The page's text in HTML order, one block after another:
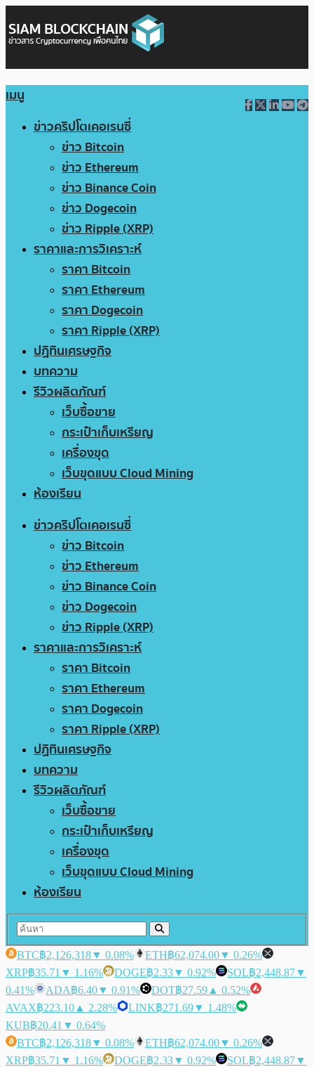
เมนู
ข่าวคริปโตเคอเรนซี่
ข่าว Bitcoin
ข่าว Ethereum
ข่าว Binance Coin
ข่าว Dogecoin
ข่าว Ripple (XRP)
ราคาและการวิเคราะห์
ราคา Bitcoin
ราคา Ethereum
ราคา Dogecoin
ราคา Ripple (XRP)
ปฏิทินเศรษฐกิจ
บทความ
รีวิวผลิตภัณฑ์
เว็บซื้อขาย
กระเป๋าเก็บเหรียญ
เครื่องขุด
เว็บขุดแบบ Cloud Mining
ห้องเรียน
ข่าวคริปโตเคอเรนซี่
ข่าว Bitcoin
ข่าว Ethereum
ข่าว Binance Coin
ข่าว Dogecoin
ข่าว Ripple (XRP)
ราคาและการวิเคราะห์
ราคา Bitcoin
ราคา Ethereum
ราคา Dogecoin
ราคา Ripple (XRP)
ปฏิทินเศรษฐกิจ
บทความ
รีวิวผลิตภัณฑ์
เว็บซื้อขาย
กระเป๋าเก็บเหรียญ
เครื่องขุด
เว็บขุดแบบ Cloud Mining
ห้องเรียน
BTC฿2,126,318▼ 0.08% ETH฿62,074.00▼ 0.26%
XRP฿35.71 ▼ 1.16% DOGE฿2.33▼ 0.92% SOL฿2,448.87▼
0.41%
ADA฿6.40▼ 0.91% DOT฿27.59 ▲ 0.52%
AVAX฿223.10 ▲ 2.28% LINK฿271.69▼ 1.48%
KUB฿20.41 ▼ 0.64%
BTC฿2,126,318▼ 0.08% ETH฿62,074.00▼ 0.26%
XRP฿35.71 ▼ 1.16% DOGE฿2.33▼ 0.92% SOL฿2,448.87▼